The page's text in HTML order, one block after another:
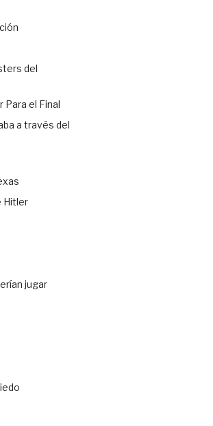
del
Para el Final
a través del
Hitler
jugar